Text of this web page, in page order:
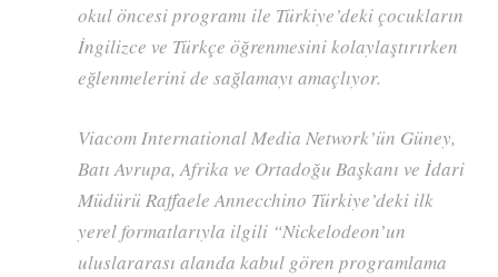
okul öncesi programı ile Türkiye’deki çocukların
İngilizce ve Türkçe öğrenmesini kolaylaştırırken
eğlenmelerini de sağlamayı amaçlıyor.
Viacom International Media Network’ün Güney,
Batı Avrupa, Afrika ve Ortadoğu Başkanı ve İdari
Müdürü Raffaele Annecchino Türkiye’deki ilk
yerel formatlarıyla ilgili “Nickelodeon’un
uluslararası alanda kabul gören programlama